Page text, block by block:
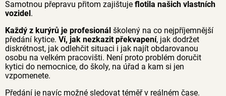
Samotnou přepravu přitom zajištuje flotila našich vlastních
vozidel.
Každý z kurýrů je profesionál školený na co nejpříjemnější
předání kytice. Ví, jak nezkazit překvapení, jak dodržet
diskrétnost, jak odlehčit situaci i jak najít obdarovanou
osobu na velkém pracovišti. Není proto problém doručit
kytici do nemocnice, do školy, na úřad a kam si jen
vzpomenete.
Předání je navíc možné sledovat téměř v reálném čase.